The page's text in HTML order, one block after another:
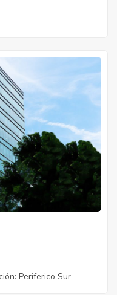
: Periferico Sur